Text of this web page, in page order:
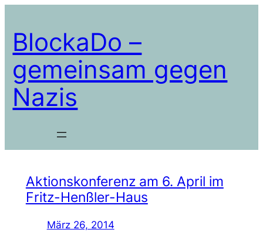
springen
BlockaDo –
gemeinsam gegen
Nazis
Aktionskonferenz am 6. April im
Fritz-Henßler-Haus
März 26, 2014